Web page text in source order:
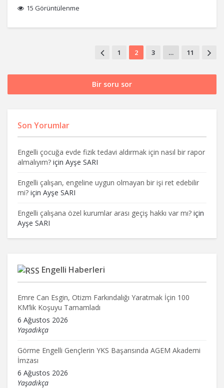
15 Görüntülenme
1 2 3 … 11
Bir soru sor
Son Yorumlar
Engelli çocuğa evde fizik tedavi aldırmak için nasıl bir rapor
almalıyım? için Ayşe SARI
Engelli çalışan, engeline uygun olmayan bir işi ret edebilir
mi? için Ayşe SARI
Engelli çalışana özel kurumlar arası geçiş hakkı var mı? için
Ayşe SARI
Engelli Haberleri
Emre Can Esgin, Otizm Farkındalığı Yaratmak İçin 100
KM’lik Koşuyu Tamamladı
6 Ağustos 2026
Yaşadıkça
Görme Engelli Gençlerin YKS Başarısında AGEM Akademi
İmzası
6 Ağustos 2026
Yaşadıkça